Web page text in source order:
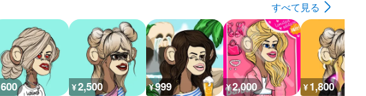
すべて見る
600 ¥2,500 ¥999 ¥2,000 ¥1,800